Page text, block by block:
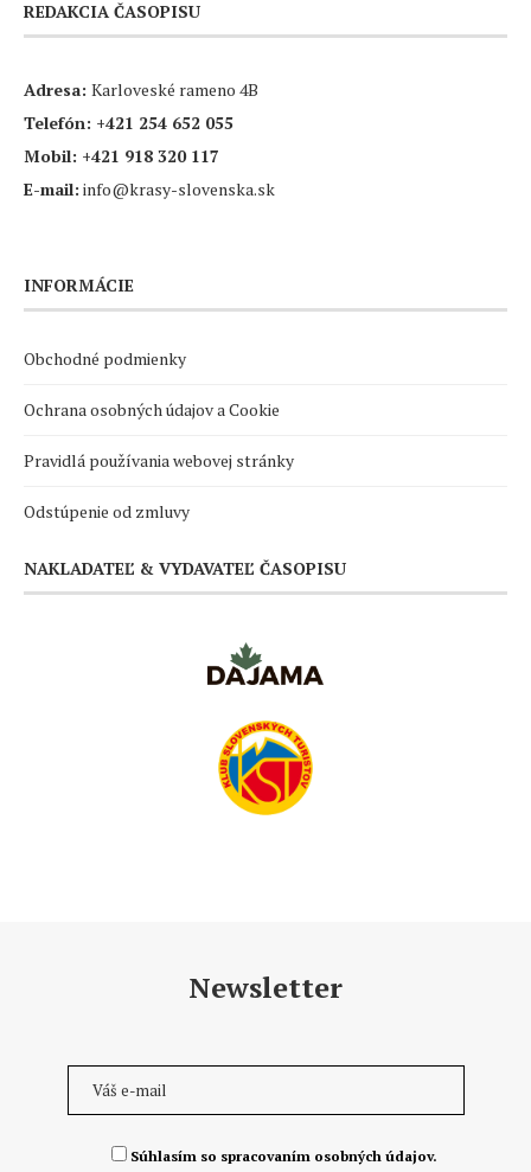
REDAKCIA ČASOPISU
Adresa: Karloveské rameno 4B
Telefón: +421 254 652 055
Mobil: +421 918 320 117
E-mail: info@krasy-slovenska.sk
INFORMÁCIE
Obchodné podmienky
Ochrana osobných údajov a Cookie
Pravidlá používania webovej stránky
Odstúpenie od zmluvy
NAKLADATEĽ & VYDAVATEĽ ČASOPISU
Newsletter
Súhlasím so spracovaním osobných údajov.